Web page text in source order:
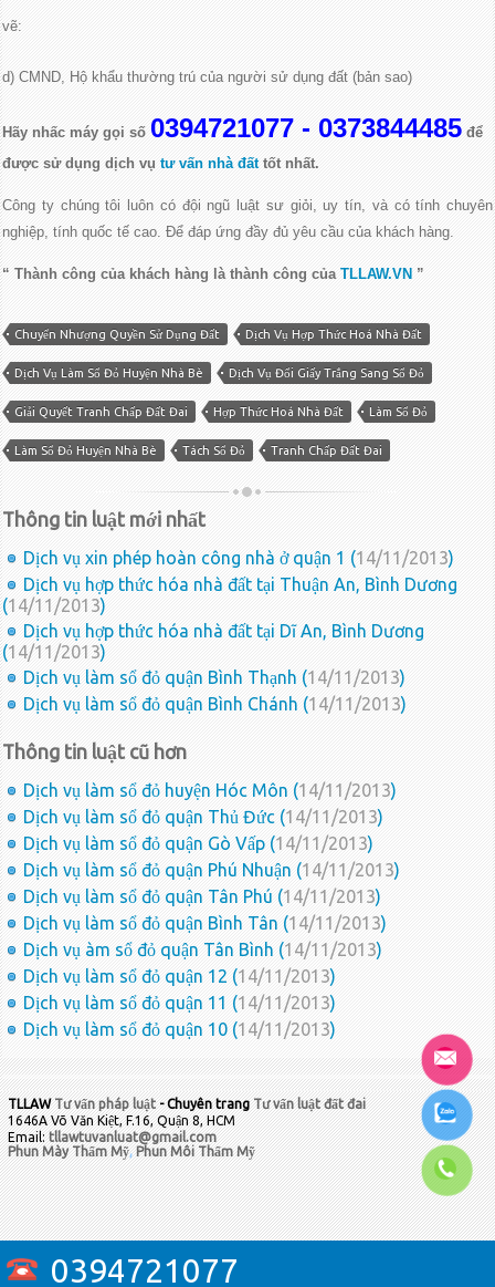
vẽ:
d) CMND, Hộ khẩu thường trú của người sử dụng đất (bản sao)
Hãy nhấc máy gọi số 0394721077 - 0373844485 để
được sử dụng dịch vụ tư vấn nhà đấttốt nhất.
Công ty chúng tôi luôn có đội ngũ luật sư giỏi, uy tín, và có tính chuyên
nghiệp, tính quốc tế cao. Để đáp ứng đầy đủ yêu cầu của khách hàng.
“ Thành công của khách hàng là thành công của TLLAW.VN ”
Chuyển Nhượng Quyền Sử Dụng Đất Dịch Vụ Hợp Thức Hoá Nhà Đất
Dịch Vụ Làm Sổ Đỏ Huyện Nhà Bè Dịch Vụ Đổi Giấy Trắng Sang Sổ Đỏ
Giải Quyết Tranh Chấp Đất Đai Hợp Thức Hoá Nhà Đất Làm Sổ Đỏ
Làm Sổ Đỏ Huyện Nhà Bè Tách Sổ Đỏ Tranh Chấp Đất Đai
Thông tin luật mới nhất
Dịch vụ xin phép hoàn công nhà ở quận 1 (14/11/2013)
Dịch vụ hợp thức hóa nhà đất tại Thuận An, Bình Dương
(14/11/2013)
Dịch vụ hợp thức hóa nhà đất tại Dĩ An, Bình Dương
(14/11/2013)
Dịch vụ làm sổ đỏ quận Bình Thạnh (14/11/2013)
Dịch vụ làm sổ đỏ quận Bình Chánh (14/11/2013)
Thông tin luật cũ hơn
Dịch vụ làm sổ đỏ huyện Hóc Môn (14/11/2013)
Dịch vụ làm sổ đỏ quận Thủ Đức (14/11/2013)
Dịch vụ làm sổ đỏ quận Gò Vấp (14/11/2013)
Dịch vụ làm sổ đỏ quận Phú Nhuận (14/11/2013)
Dịch vụ làm sổ đỏ quận Tân Phú (14/11/2013)
Dịch vụ làm sổ đỏ quận Bình Tân (14/11/2013)
Dịch vụ àm sổ đỏ quận Tân Bình (14/11/2013)
Dịch vụ làm sổ đỏ quận 12 (14/11/2013)
Dịch vụ làm sổ đỏ quận 11 (14/11/2013)
Dịch vụ làm sổ đỏ quận 10 (14/11/2013)
TLLAWTư vấn pháp luật- Chuyên trangTư vấn luật đất đai
1646A Võ Văn Kiệt, F.16, Quận 8, HCM
Email: tllawtuvanluat@gmail.com
Phun Mày Thẩm Mỹ,Phun Môi Thẩm Mỹ
0394721077